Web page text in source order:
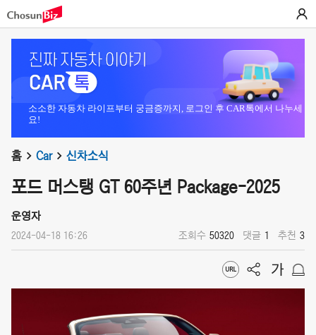
소소한 자동차 라이프부터 궁금증까지, 로그인 후 CAR톡에서 나누세
요!
홈 Car 신차소식
포드 머스탱 GT 60주년 Package-2025
운영자
2024-04-18 16:26 조회수 50320 댓글 1 추천 3